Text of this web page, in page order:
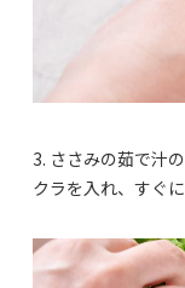
3. ささみの茹で汁
クラを入れ、すぐ